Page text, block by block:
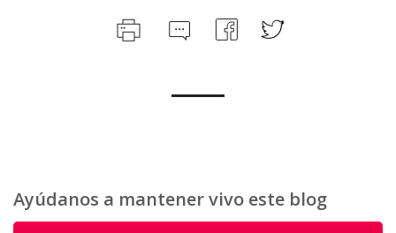
Ayúdanos a mantener vivo este blog